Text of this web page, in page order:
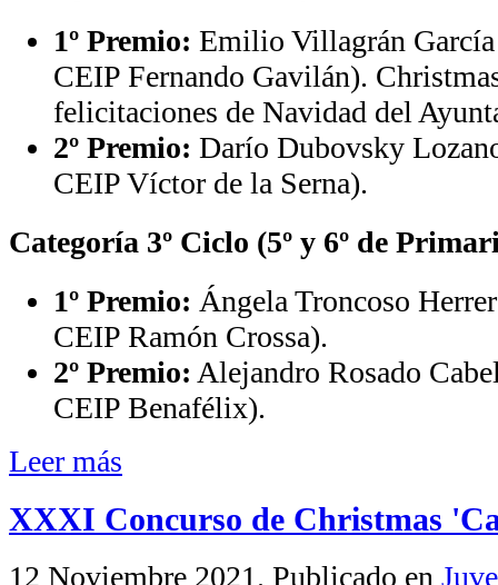
1º Premio: Emilio Villagrán
CEIP Fernando Gavilán).
felicitaciones de Navidad del
2º Premio: Darío Dubovsky
CEIP Víctor de la Serna).
Categoría 3º Ciclo (5º y 6º de
1º Premio: Ángela Troncoso
CEIP Ramón Crossa).
2º Premio: Alejandro Rosado
CEIP Benafélix).
Leer más
XXXI Concurso de Christmas
12 Noviembre 2021 . Publicado en